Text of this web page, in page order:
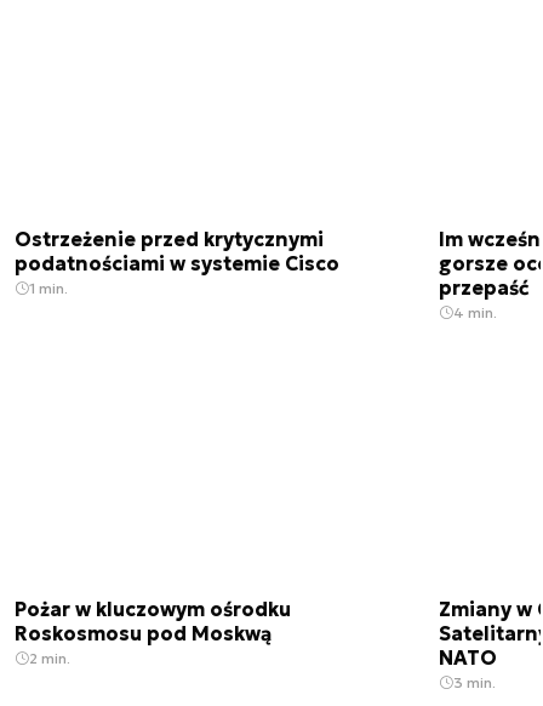
Ostrzeżenie przed krytycznymi
podatnościami w systemie Cisco
1 min.
Im
gorsze
przepaść
4 min.
Pożar w kluczowym ośrodku
Roskosmosu pod Moskwą
2 min.
Zmiany w
NATO
3 min.